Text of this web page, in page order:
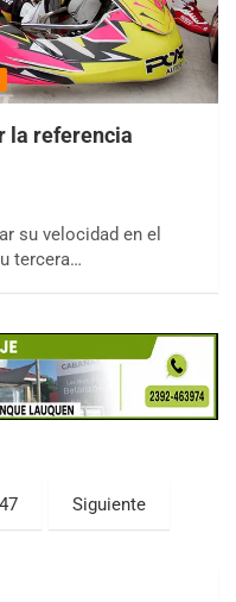
la referencia
su velocidad en el
tercera…
Siguiente